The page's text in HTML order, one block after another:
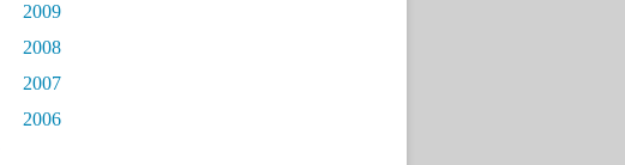
2009
2008
2007
2006